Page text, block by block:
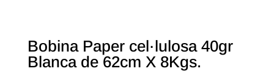
Bobina Paper cel·lulosa 40gr
Blanca de 62cm X 8Kgs.